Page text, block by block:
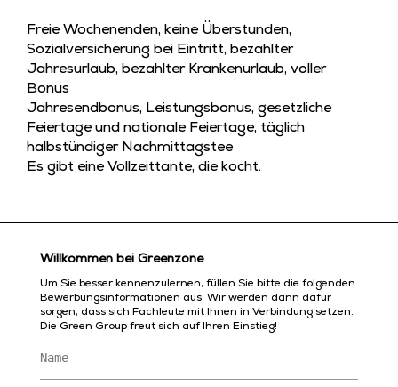
Freie Wochenenden, keine Überstunden,
Sozialversicherung bei Eintritt, bezahlter
Jahresurlaub, bezahlter Krankenurlaub, voller
Bonus
Jahresendbonus, Leistungsbonus, gesetzliche
Feiertage und nationale Feiertage, täglich
halbstündiger Nachmittagstee
Es gibt eine Vollzeittante, die kocht.
Willkommen bei Greenzone
Um Sie besser kennenzulernen, füllen Sie bitte die folgenden
Bewerbungsinformationen aus. Wir werden dann dafür
sorgen, dass sich Fachleute mit Ihnen in Verbindung setzen.
Die Green Group freut sich auf Ihren Einstieg!